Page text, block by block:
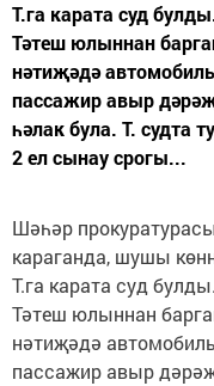
Т.га карата суд
Тәтеш юлыннан
нәтиҗәдә
пассажир авыр
һәлак була. Т. судта
2 ел сынау срогы...
Шәһәр
караганда, шушы
Т.га карата суд
Тәтеш юлыннан
нәтиҗәдә
пассажир авыр